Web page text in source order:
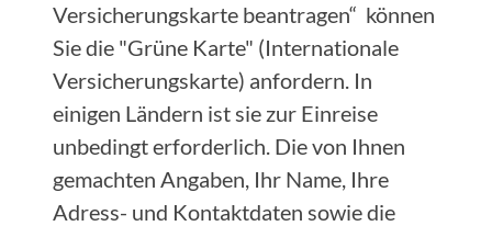
Versicherungskarte beantragen“ können
Sie die "Grüne Karte" (Internationale
Versicherungskarte) anfordern. In
einigen Ländern ist sie zur Einreise
unbedingt erforderlich. Die von Ihnen
gemachten Angaben, Ihr Name, Ihre
Adress- und Kontaktdaten sowie die